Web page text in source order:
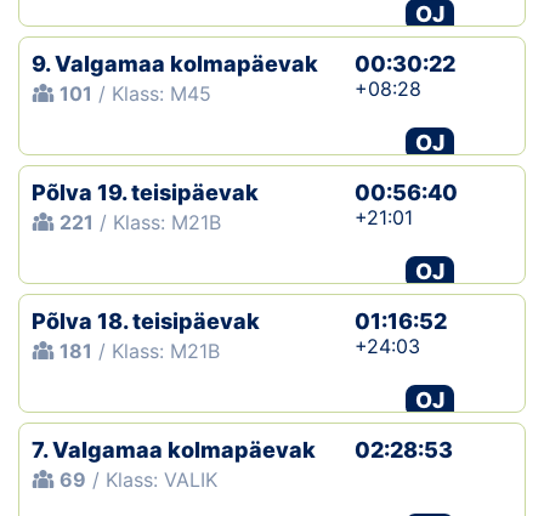
OJ
9. Valgamaa kolmapäevak
101 / Klass: M45
00:30:22
+08:28
OJ
Põlva 19. teisipäevak
221 / Klass: M21B
00:56:40
+21:01
OJ
Põlva 18. teisipäevak
181 / Klass: M21B
01:16:52
+24:03
OJ
7. Valgamaa kolmapäevak
69 / Klass: VALIK
02:28:53